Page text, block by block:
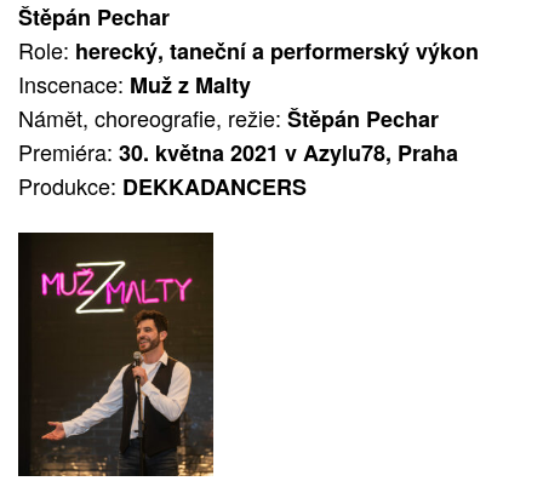
Štěpán Pechar
Role: herecký, taneční a performerský výkon
Inscenace: Muž z Malty
Námět, choreografie, režie: Štěpán Pechar
Premiéra: 30. května 2021 v Azylu78, Praha
Produkce: DEKKADANCERS